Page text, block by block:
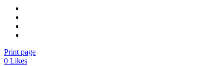
Print page
0 Likes